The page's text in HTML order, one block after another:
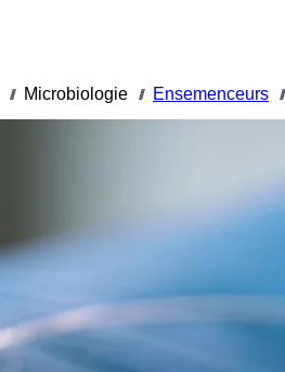
/// Microbiologie /// Ensemenceurs ///